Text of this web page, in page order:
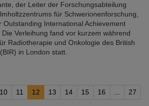
der Leiter der Forschungsabteilung
für Schwerionenforschung,
Outstanding International Achievement
Verleihung fand vor kurzem während
Radiotherapie und Onkologie des British
in London statt.
10 11 12 13 14 15 16 ...
27